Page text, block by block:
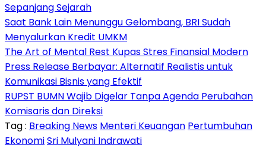
Sepanjang Sejarah
Saat Bank Lain Menunggu Gelombang, BRI Sudah
Menyalurkan Kredit UMKM
The Art of Mental Rest Kupas Stres Finansial Modern
Press Release Berbayar: Alternatif Realistis untuk
Komunikasi Bisnis yang Efektif
RUPST BUMN Wajib Digelar Tanpa Agenda Perubahan
Komisaris dan Direksi
Tag : Breaking News Menteri Keuangan Pertumbuhan
EkonomiSri Mulyani Indrawati